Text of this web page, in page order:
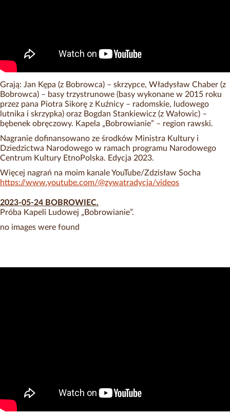
Grają: Jan Kępa (z Bobrowca) – skrzypce, Władysław Chaber (z
Bobrowca) – basy trzystrunowe (basy wykonane w 2015 roku
przez pana Piotra Sikorę z Kuźnicy – radomskie, ludowego
lutnika i skrzypka) oraz Bogdan Stankiewicz (z Wałowic) –
bębenek obręczowy. Kapela „Bobrowianie” – region rawski.
Nagranie dofinansowano ze środków Ministra Kultury i
Dziedzictwa Narodowego w ramach programu Narodowego
Centrum Kultury EtnoPolska. Edycja 2023.
Więcej nagrań na moim kanale YouTube/Zdzisław Socha
https://www.youtube.com/@zywatradycja/videos
2023-05-24 BOBROWIEC.
Próba Kapeli Ludowej „Bobrowianie”.
no images were found